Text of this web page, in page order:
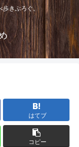
歩きぶろぐ。
はてブ
コピー